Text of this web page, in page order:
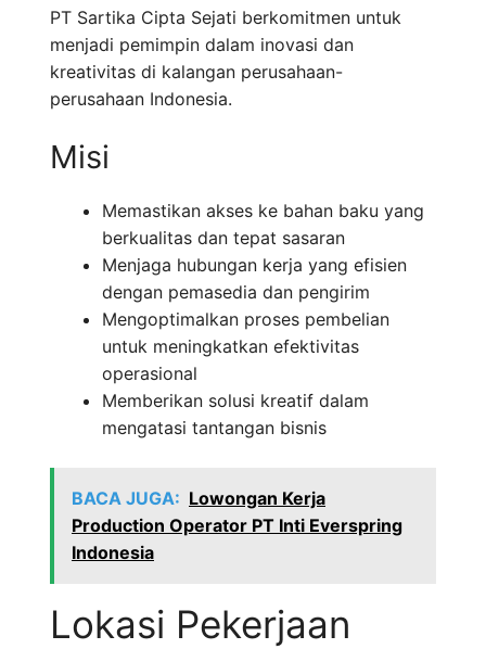
PT Sartika Cipta Sejati berkomitmen untuk
menjadi pemimpin dalam inovasi dan
kreativitas di kalangan perusahaan-
perusahaan Indonesia.
Misi
Memastikan akses ke bahan baku yang
berkualitas dan tepat sasaran
Menjaga hubungan kerja yang efisien
dengan pemasedia dan pengirim
Mengoptimalkan proses pembelian
untuk meningkatkan efektivitas
operasional
Memberikan solusi kreatif dalam
mengatasi tantangan bisnis
BACA JUGA: Lowongan Kerja
Production Operator PT Inti Everspring
Indonesia
Lokasi Pekerjaan